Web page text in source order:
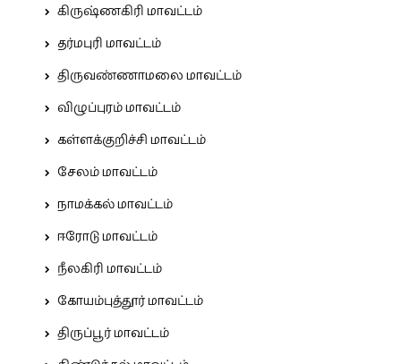
கிருஷ்ணகிரி மாவட்டம்
தர்மபுரி மாவட்டம்
திருவண்ணாமலை மாவட்டம்
விழுப்புரம் மாவட்டம்
கள்ளக்குறிச்சி மாவட்டம்
சேலம் மாவட்டம்
நாமக்கல் மாவட்டம்
ஈரோடு மாவட்டம்
நீலகிரி மாவட்டம்
கோயம்புத்தூர் மாவட்டம்
திருப்பூர் மாவட்டம்